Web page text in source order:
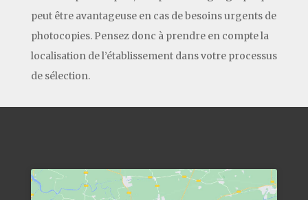
peut être avantageuse en cas de besoins urgents de
photocopies. Pensez donc à prendre en compte la
localisation de l’établissement dans votre processus
de sélection.